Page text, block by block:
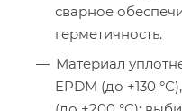
сварное
герметичность.
Материал
EPDM (до +130